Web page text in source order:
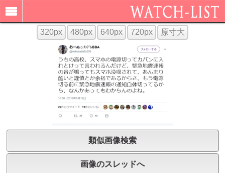
320px 480px 640px 720px 原寸大
類似画像検索
画像のスレッドへ